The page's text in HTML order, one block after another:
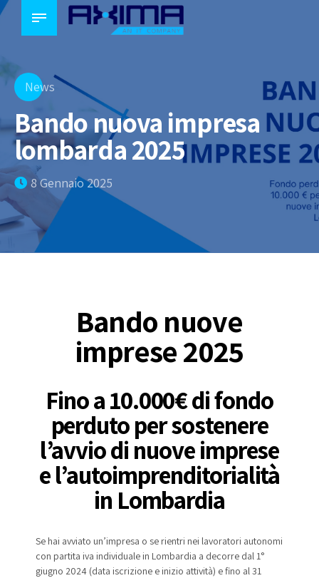
News
Bando nuova impresa
lombarda 2025
8 Gennaio 2025
Bando nuove
imprese 2025
Fino a 10.000€ di fondo
perduto per sostenere
l’avvio di nuove imprese
e l’autoimprenditorialità
in Lombardia
Se hai avviato un’impresa o se rientri nei lavoratori autonomi
con partita iva individuale in Lombardia a decorre dal 1°
giugno 2024 (data iscrizione e inizio attività) e fino al 31